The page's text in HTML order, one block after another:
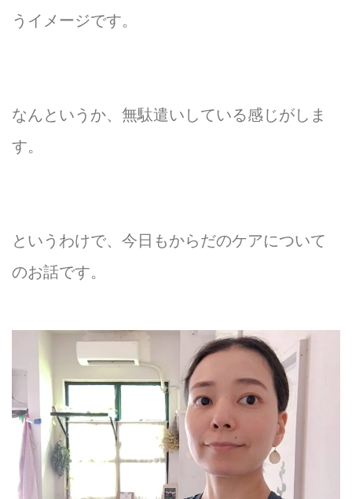
うイメージです。
なんというか、無駄遣いしている感じがしま
す。
というわけで、今日もからだのケアについて
のお話です。